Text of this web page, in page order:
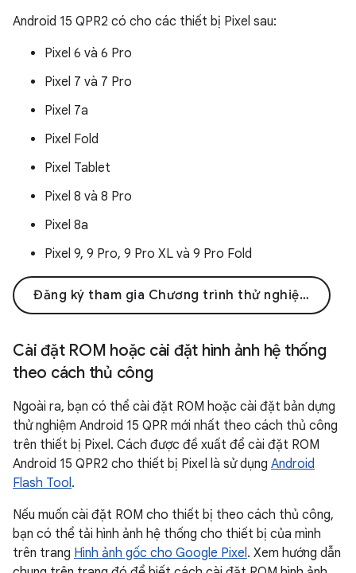
Android 15 QPR2 có cho các thiết bị Pixel sau:
Pixel 6 và 6 Pro
Pixel 7 và 7 Pro
Pixel 7a
Pixel Fold
Pixel Tablet
Pixel 8 và 8 Pro
Pixel 8a
Pixel 9, 9 Pro, 9 Pro XL và 9 Pro Fold
Đăng ký tham gia Chương trình thử nghiệm Android 15 dành cho Pixel
Cài đặt ROM hoặc cài đặt hình ảnh hệ thống
theo cách thủ công
Ngoài ra, bạn có thể cài đặt ROM hoặc cài đặt bản dựng
thử nghiệm Android 15 QPR mới nhất theo cách thủ công
trên thiết bị Pixel. Cách được đề xuất để cài đặt ROM
Android 15 QPR2 cho thiết bị Pixel là sử dụng Android
Flash Tool.
Nếu muốn cài đặt ROM cho thiết bị theo cách thủ công,
bạn có thể tải hình ảnh hệ thống cho thiết bị của mình
trên trang Hình ảnh gốc cho Google Pixel. Xem hướng dẫn